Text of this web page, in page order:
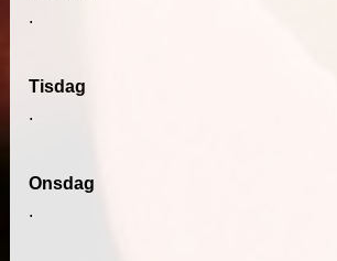
.
Tisdag
.
Onsdag
.